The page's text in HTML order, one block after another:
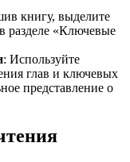
книгу, выделите
разделе «Ключевые
: Используйте
глав и ключевых
представление о